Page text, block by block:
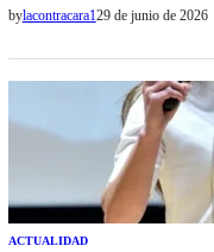
bylacontracara129 de junio de 2026
ACTUALIDAD